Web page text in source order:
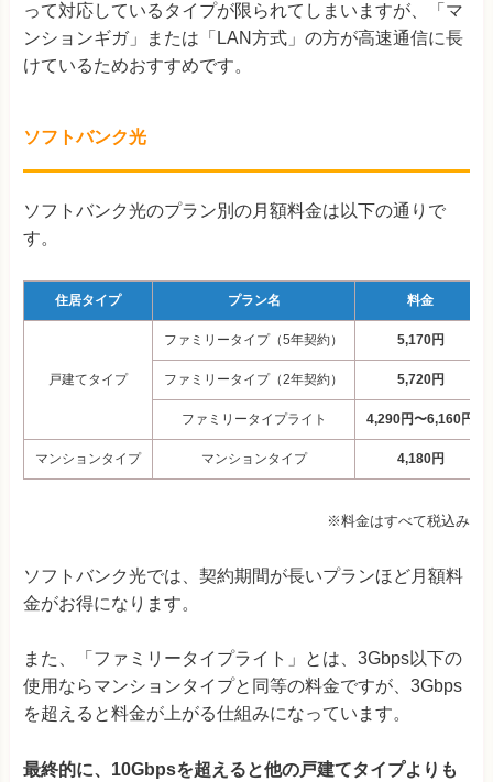
って対応しているタイプが限られてしまいますが、「マ
ンションギガ」または「LAN方式」の方が高速通信に長
けているためおすすめです。
ソフトバンク光
ソフトバンク光のプラン別の月額料金は以下の通りで
す。
住居タイプ プラン名 料金
戸建てタイプ
ファミリータイプ（5年契約） 5,170円
ファミリータイプ（2年契約） 5,720円
ファミリータイプライト 4,290円〜6,160円
マンションタイプ マンションタイプ 4,180円
※料金はすべて税込み
ソフトバンク光では、契約期間が長いプランほど月額料
金がお得になります。
また、「ファミリータイプライト」とは、3Gbps以下の
使用ならマンションタイプと同等の料金ですが、3Gbps
を超えると料金が上がる仕組みになっています。
最終的に、10Gbpsを超えると他の戸建てタイプよりも